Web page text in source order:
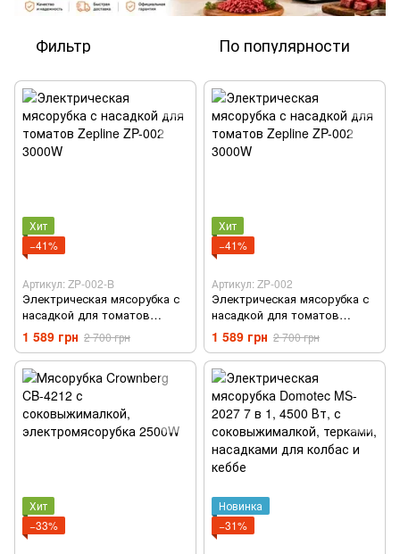
Фильтр По популярности
Хит
−41%
Артикул: ZP-002-B
Электрическая мясорубка с
насадкой для томатов
Zepline ZP-002 3000W
1 589 грн 2 700 грн
Хит
−41%
Артикул: ZP-002
Электрическая мясорубка с
насадкой для томатов
Zepline ZP-002 3000W
1 589 грн 2 700 грн
Хит
−33%
Новинка
−31%